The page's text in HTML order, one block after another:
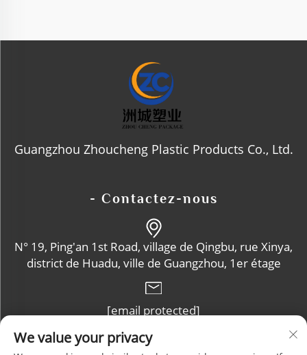
Guangzhou Zhoucheng Plastic Products Co., Ltd.
- Contactez-nous
N° 19, Ping'an 1st Road, village de Qingbu, rue Xinya,
district de Huadu, ville de Guangzhou, 1er étage
[email protected]
We value your privacy